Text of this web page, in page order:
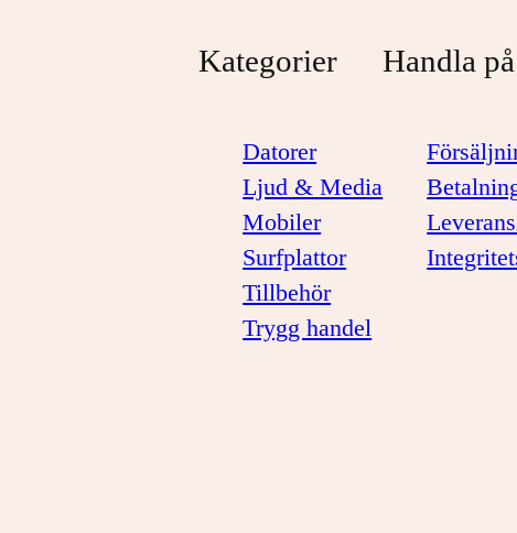
Kategorier
Datorer
Ljud & Media
Mobiler
Surfplattor
Tillbehör
Trygg handel
Handla